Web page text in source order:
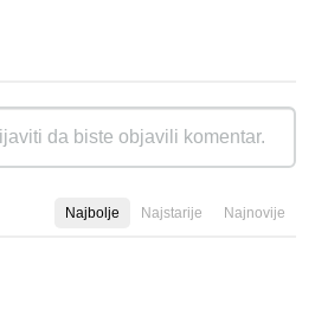
Najbolje Najstarije Najnovije